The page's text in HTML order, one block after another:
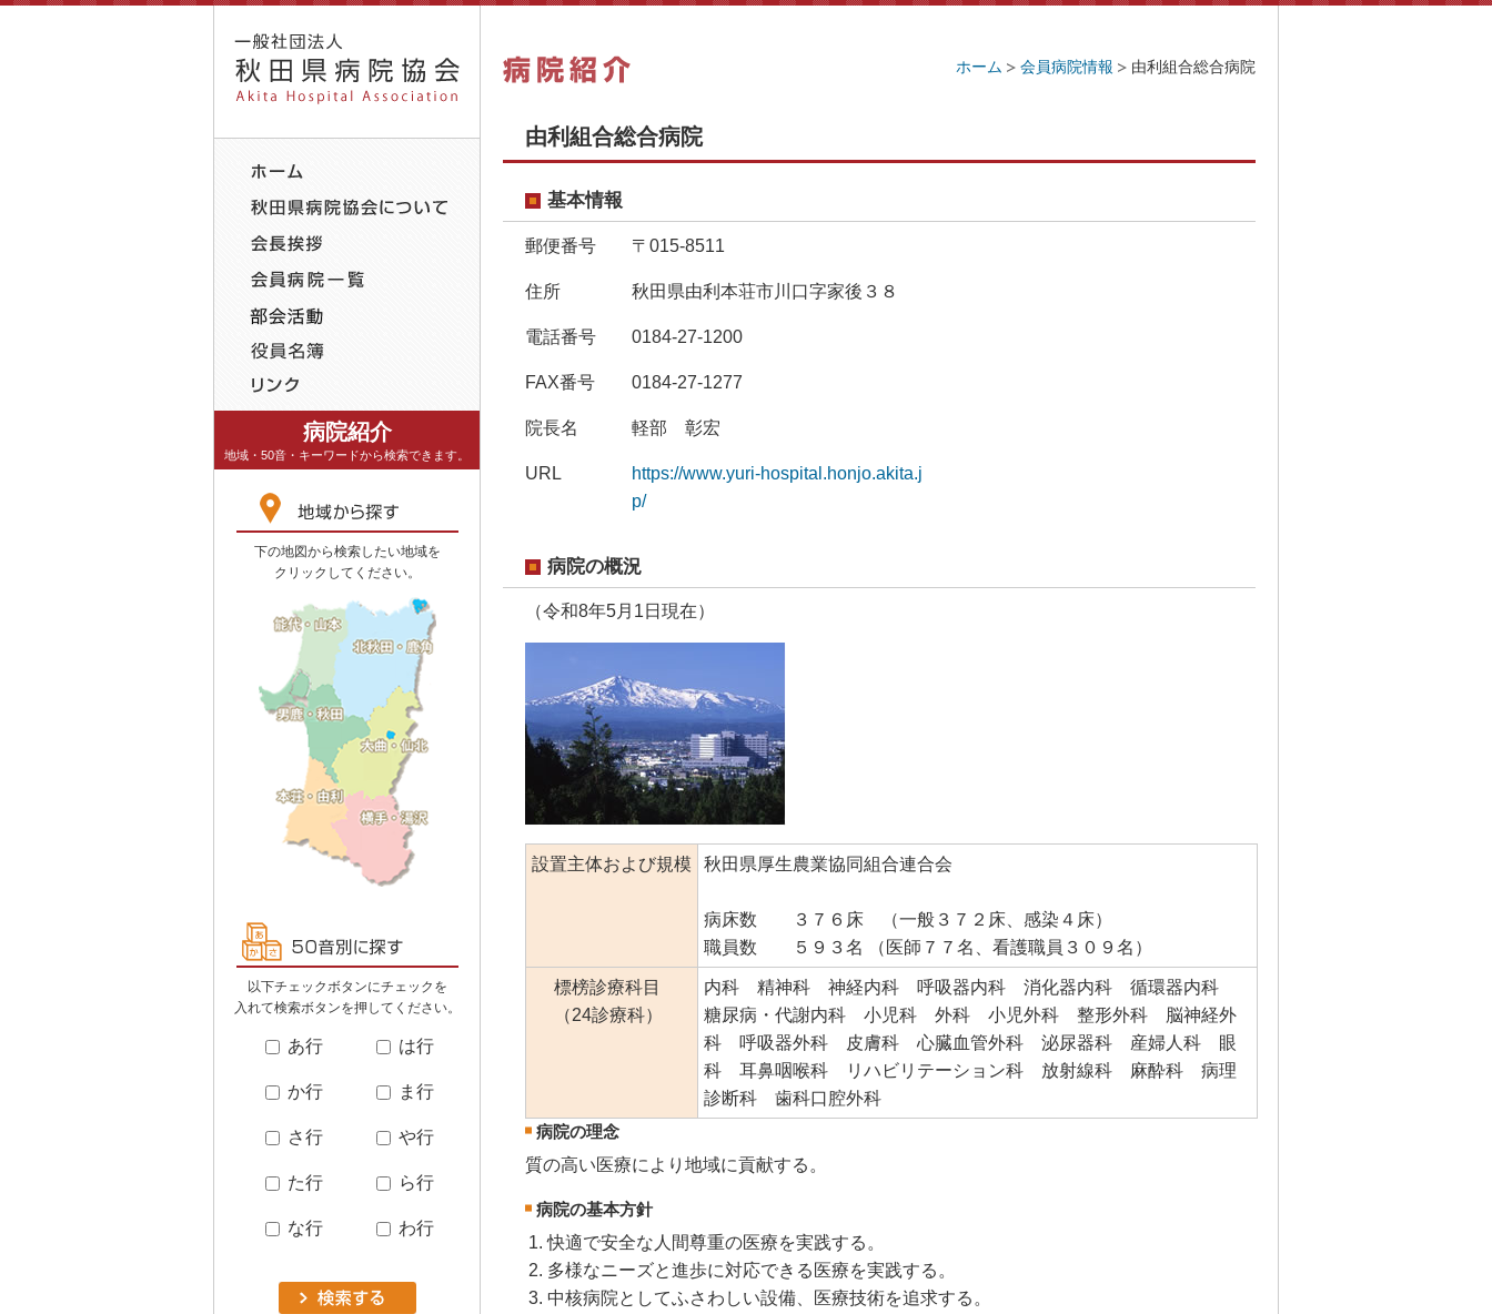
病院紹介
地域・50音・キーワードから検索できます。
下の地図から検索したい地域を
クリックしてください。
以下チェックボタンにチェックを
入れて検索ボタンを押してください。
あ行
か行
さ行
た行
な行
は行
ま行
や行
ら行
わ行
ホーム 会員病院情報 由利組合総合病院
由利組合総合病院
基本情報
郵便番号 〒015-8511
住所 秋田県由利本荘市川口字家後３８
電話番号 0184-27-1200
FAX番号 0184-27-1277
院長名 軽部 彰宏
URL
https://www.yuri-hospital.honjo.akita.j
p/
病院の概況
（令和8年5月1日現在）
設置主体および規模 秋田県厚生農業協同組合連合会
病床数 ３７６床 （一般３７２床、感染４床）
職員数 ５９３名 （医師７７名、看護職員３０９名）
標榜診療科目
（24診療科）
内科 精神科 神経内科 呼吸器内科 消化器内科 循環器内科
糖尿病・代謝内科 小児科 外科 小児外科 整形外科 脳神経外
科 呼吸器外科 皮膚科 心臓血管外科 泌尿器科 産婦人科 眼
科 耳鼻咽喉科 リハビリテーション科 放射線科 麻酔科 病理
診断科 歯科口腔外科
病院の理念
質の高い医療により地域に貢献する。
病院の基本方針
快適で安全な人間尊重の医療を実践する。
多様なニーズと進歩に対応できる医療を実践する。
中核病院としてふさわしい設備、医療技術を追求する。